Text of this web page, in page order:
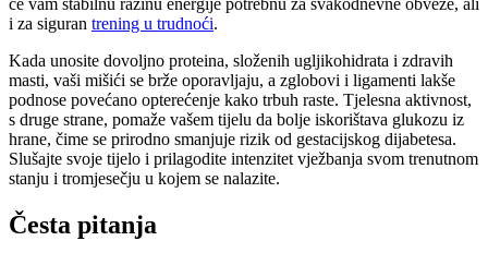
će vam stabilnu razinu energije potrebnu za svakodnevne obveze, ali
i za siguran trening u trudnoći.
Kada unosite dovoljno proteina, složenih ugljikohidrata i zdravih
masti, vaši mišići se brže oporavljaju, a zglobovi i ligamenti lakše
podnose povećano opterećenje kako trbuh raste. Tjelesna aktivnost,
s druge strane, pomaže vašem tijelu da bolje iskorištava glukozu iz
hrane, čime se prirodno smanjuje rizik od gestacijskog dijabetesa.
Slušajte svoje tijelo i prilagodite intenzitet vježbanja svom trenutnom
stanju i tromjesečju u kojem se nalazite.
Česta pitanja